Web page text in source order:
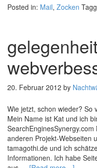
Posted in: Mail, Zocken
20. Februar 2012 by
Wie jetzt, schon wieder?
Mein Name ist Kat und ich
anderen Projekt-Webseiten
tamagothi.de und ich
Informationen. Ich habe